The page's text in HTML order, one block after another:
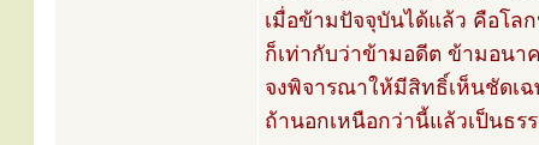
เมื่อข้ามปัจจุบันได้แล้ว คือโล
ก็เท่ากับว่าข้ามอดีต ข้ามอนา
จงพิจารณาให้มีสิทธิ์เห็นชัดเฉ
ถ้านอกเหนือกว่านี้แล้วเป็นธร